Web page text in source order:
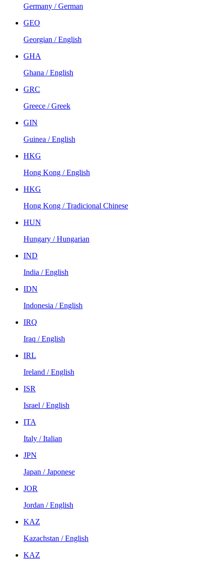
Germany / German
GEO
Georgian / English
GHA
Ghana / English
GRC
Greece / Greek
GIN
Guinea / English
HKG
Hong Kong / English
HKG
Hong Kong / Tradicional Chinese
HUN
Hungary / Hungarian
IND
India / English
IDN
Indonesia / English
IRQ
Iraq / English
IRL
Ireland / English
ISR
Israel / English
ITA
Italy / Italian
JPN
Japan / Japonese
JOR
Jordan / English
KAZ
Kazachstan / English
KAZ